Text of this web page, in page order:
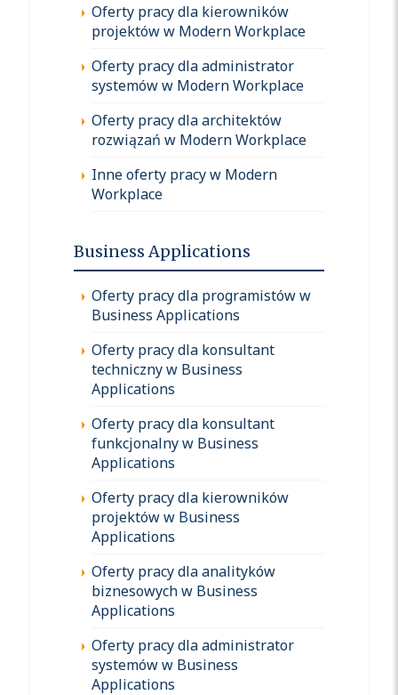
Oferty pracy dla kierowników
projektów w Modern Workplace
Oferty pracy dla administrator
systemów w Modern Workplace
Oferty pracy dla architektów
rozwiązań w Modern Workplace
Inne oferty pracy w Modern
Workplace
Business Applications
Oferty pracy dla programistów w
Business Applications
Oferty pracy dla konsultant
techniczny w Business
Applications
Oferty pracy dla konsultant
funkcjonalny w Business
Applications
Oferty pracy dla kierowników
projektów w Business
Applications
Oferty pracy dla analityków
biznesowych w Business
Applications
Oferty pracy dla administrator
systemów w Business
Applications